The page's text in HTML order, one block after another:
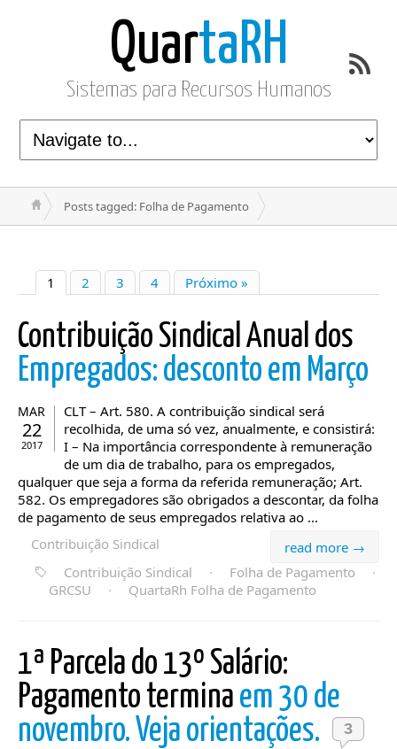
QuartaRH
Sistemas para Recursos Humanos
Posts tagged: Folha de Pagamento
1 2 3 4 Próximo »
Contribuição Sindical Anual dos
Empregados: desconto em Março
MAR
22
2017
CLT – Art. 580. A contribuição sindical será
recolhida, de uma só vez, anualmente, e consistirá:
I – Na importância correspondente à remuneração
de um dia de trabalho, para os empregados,
qualquer que seja a forma da referida remuneração; Art.
582. Os empregadores são obrigados a descontar, da folha
de pagamento de seus empregados relativa ao ...
read more →
Contribuição Sindical
Contribuição Sindical
· Folha de Pagamento
·
GRCSU
· QuartaRh Folha de Pagamento
1ª Parcela do 13º Salário:
Pagamento termina em 30 de
novembro. Veja orientações.
3